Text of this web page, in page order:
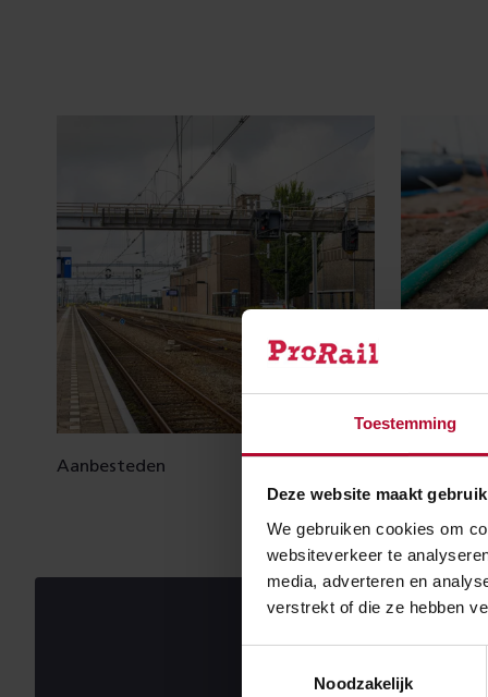
Toestemming
Deze website maakt
We gebruiken cookies om
websiteverkeer te
media, adverteren en
verstrekt of die ze hebben
Noodzakelijk
Aanbesteden